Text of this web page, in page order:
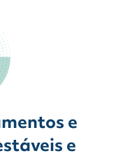
e
e